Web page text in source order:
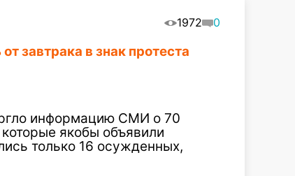
1972 0
завтрака в знак протеста
информацию СМИ о 70
якобы объявили
только 16 осужденных,